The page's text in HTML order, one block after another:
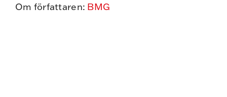
Om författaren: BMG